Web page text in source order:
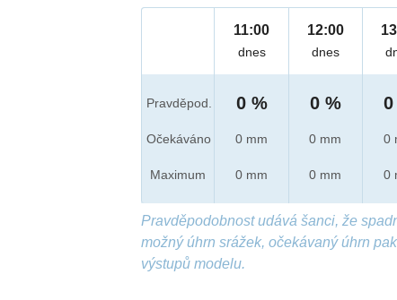
Pravděpod.
Očekáváno
Maximum
11:00
dnes
0 %
0 mm
0 mm
12:00
dnes
0 %
0 mm
0 mm
0
0
Pravděpodobnost udává šanci, že
možný úhrn srážek, očekávaný úhrn
výstupů modelu.